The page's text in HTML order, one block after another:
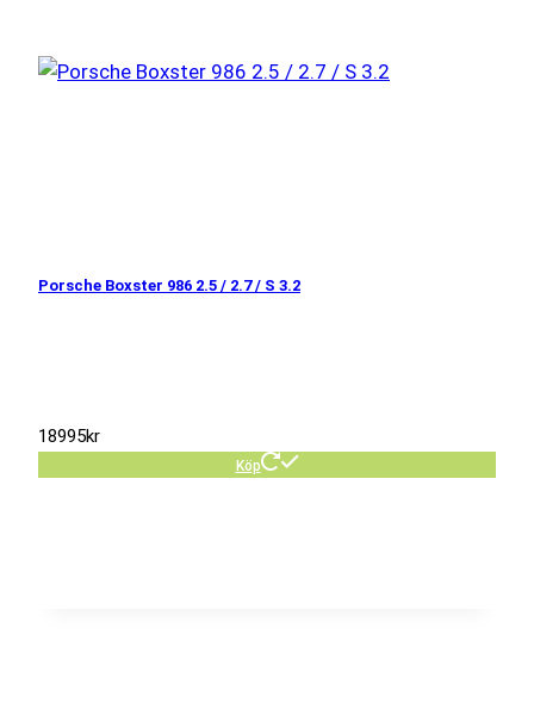
Porsche Boxster 986 2.5 / 2.7 / S 3.2
18995kr
Köp